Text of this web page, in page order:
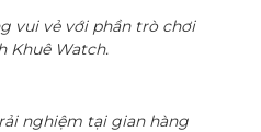
vui vẻ với phần trò chơi
Khuê Watch.
nghiệm tại gian hàng